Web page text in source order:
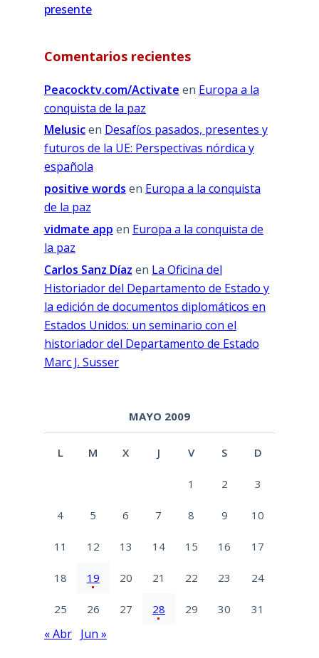
presente
Comentarios recientes
Peacocktv.com/Activate en Europa a la
conquista de la paz
Melusicen Desafíos pasados, presentes y
futuros de la UE: Perspectivas nórdica y
española
positive words en Europa a la conquista
de la paz
vidmate app en Europa a la conquista de
la paz
Carlos Sanz Díaz en La Oficina del
Historiador del Departamento de Estado y
la edición de documentos diplomáticos en
Estados Unidos: un seminario con el
historiador del Departamento de Estado
Marc J. Susser
MAYO 2009
L M X J V S D
1 2 3
4 5 6 7 8 9 10
11 12 13 14 15 16 17
18 19 20 21 22 23 24
25 26 27 28 29 30 31
« Abr Jun »